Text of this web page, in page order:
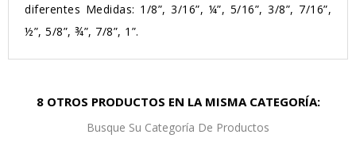
diferentes Medidas: 1/8”, 3/16”, ¼”, 5/16”, 3/8”, 7/16”,
½”, 5/8”, ¾”, 7/8”, 1”.
8 OTROS PRODUCTOS EN LA MISMA CATEGORÍA:
Busque Su Categoría De Productos